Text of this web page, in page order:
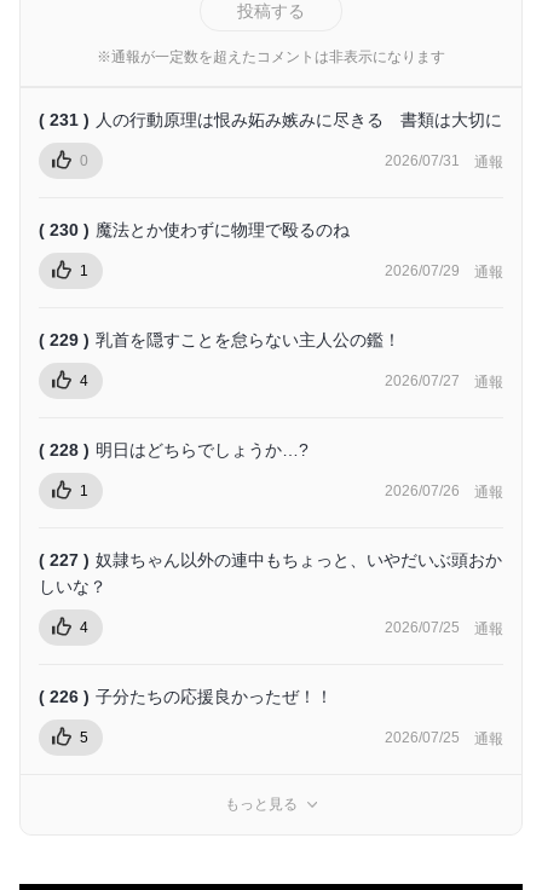
投稿する
※通報が一定数を超えたコメントは非表示になります
( 231 ) 人の行動原理は恨み妬み嫉みに尽きる 書類は大切に
0 2026/07/31 通報
( 230 ) 魔法とか使わずに物理で殴るのね
1 2026/07/29 通報
( 229 ) 乳首を隠すことを怠らない主人公の鑑！
4 2026/07/27 通報
( 228 ) 明日はどちらでしょうか…?
1 2026/07/26 通報
( 227 ) 奴隷ちゃん以外の連中もちょっと、いやだいぶ頭おか
しいな？
4 2026/07/25 通報
( 226 ) 子分たちの応援良かったぜ！！
5 2026/07/25 通報
もっと見る